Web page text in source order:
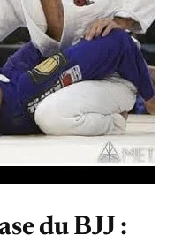
du BJJ :